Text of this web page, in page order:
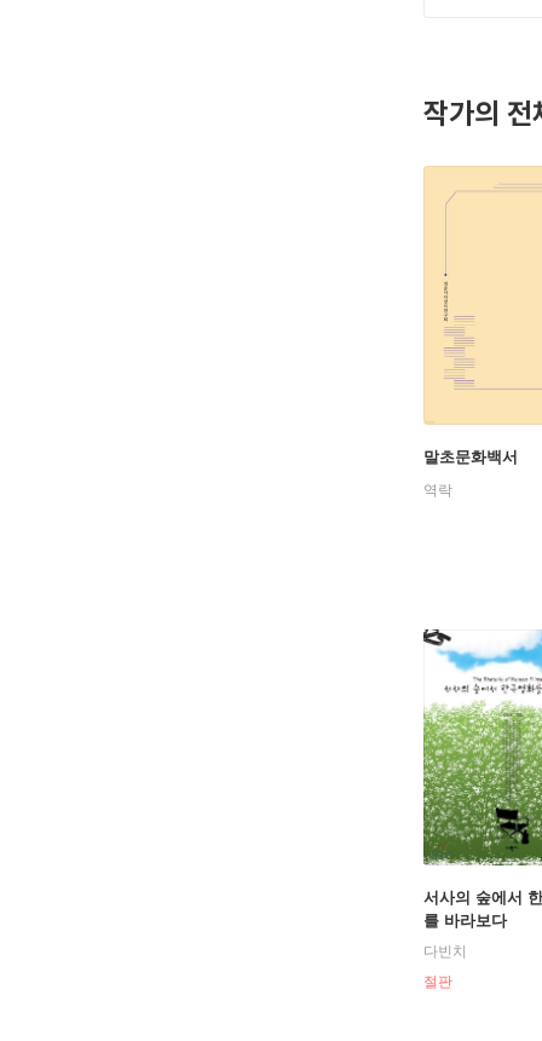
작가의 전
말초문화백서
역락
서사의 숲에서
를 바라보다
다빈치
절판